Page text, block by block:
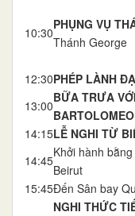
10:30
PHỤNG VỤ
Thánh George
12:30PHÉP LÀNH
13:00
BỮA TRƯA
14:15LỄ NGHI TỪ
14:45
Khởi hành
Beirut
15:45Đến Sân bay
NGHI THỨC